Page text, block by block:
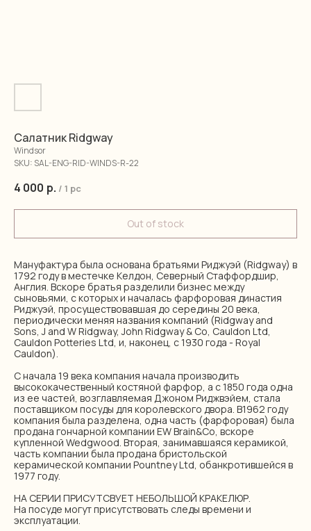
Салатник Ridgway
Windsor
SKU: SAL-ENG-RID-WINDS-R-22
4 000 р. / 1 pc
Out of stock
Мануфактура была основана братьями Риджуэй (Ridgway) в
1792 году в местечке Келдон, Северный Стаффордшир,
Англия. Вскоре братья разделили бизнес между
сыновьями, с которых и началась фарфоровая династия
Риджуэй, просуществовавшая до середины 20 века,
периодически меняя названия компаний (Ridgway and
Sons, J and W Ridgway, John Ridgway & Co, Cauldon Ltd,
Cauldon Potteries Ltd, и, наконец, с 1930 года - Royal
Cauldon).
С начала 19 века компания начала производить
высококачественный костяной фарфор, а с 1850 года одна
из ее частей, возглавляемая Джоном Риджвэйем, стала
поставщиком посуды для королевского двора. В1962 году
компания была разделена, одна часть (фарфоровая) была
продана гончарной компании EW Brain&Со, вскоре
купленной Wedgwood. Вторая, занимавшаяся керамикой,
часть компании была продана бристольской
керамической компании Pountney Ltd, обанкротившейся в
1977 году.
НА СЕРИИ ПРИСУТСВУЕТ НЕБОЛЬШОЙ КРАКЕЛЮР.
На посуде могут присутствовать следы времени и
эксплуатации.